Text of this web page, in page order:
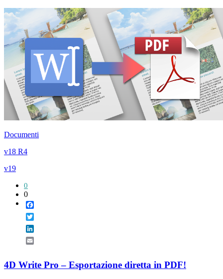
Documenti
v18 R4
v19
0
0
4D Write Pro – Esportazione diretta in PDF!